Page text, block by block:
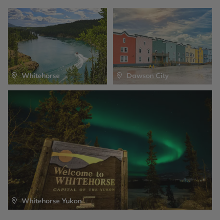
canot sur des eaux cristallines où se reflètent les pics
enneigés! C’est également ici que la population de
grizzlis est la plus nombreuses en Amérique du nord,
vous pourriez en apercevoir au loin. Nuit dans le Kluane
National Park.
Whitehorse Yukon
Whitehorse Dawson City